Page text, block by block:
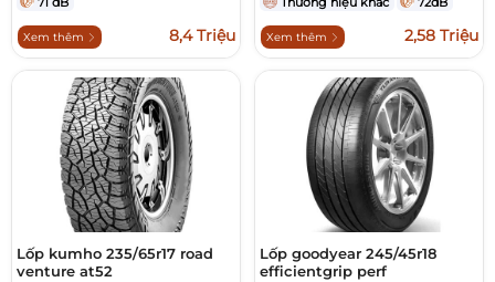
Xem thêm 8,4 Triệu Xem thêm 2,58 Triệu
Lốp kumho 235/65r17 road
venture at52
Lốp goodyear 245/45r18
efficientgrip perf